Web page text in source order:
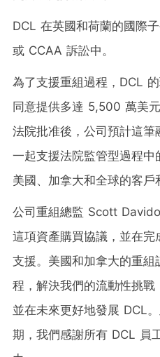
DCL 在英國和荷蘭的國際
或 CCAA 訴訟中。
為了支援重組過程，DCL
同意提供多達 5,500 萬美
法院批准後，公司預計這
一起支援法院監管型過程
美國、加拿大和全球的客戶
公司重組總監 Scott Davido
這項資產購買協議，並在
支援。美國和加拿大的重組
程，解決我們的流動性挑戰
並在未來更好地發展 DCL
期，我們感謝所有 DCL 員